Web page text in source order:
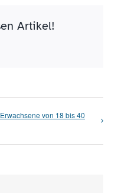
Artikel!
von 18 bis 40